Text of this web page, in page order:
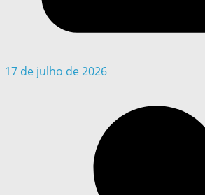
17 de julho de 2026